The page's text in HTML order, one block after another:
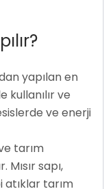
yapılan en
kullanılır ve
ve enerji
tarım
sapı,
atıklar tarım